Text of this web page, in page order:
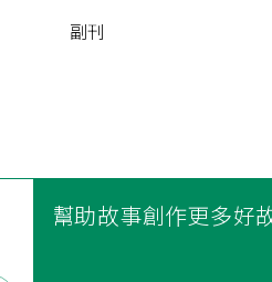
副刊
幫助故事創作更多好